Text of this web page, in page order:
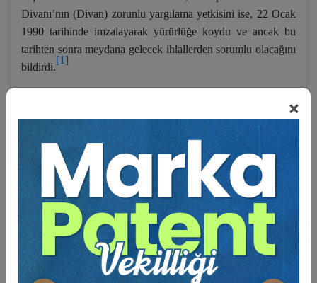
×
Divanı’nın (Divan) zorunlu yargılama yetkisini ise, 22 Ocak
1990 tarihinde imzalayarak yürürlüğe koydu ve ancak bu
tarihten sonra meydana gelecek ihlallerden sorumlu olacağını
bildirdi.
[1]
Mülkiyet hakkı, Avrupa İnsan Hakları Sözleşmesi’nin
(AİHS) Ek. 1 No’lu Protokolünün 1’inci maddesinde ve
Anayasamızın 35’inci maddesinde düzenlenmiştir. Mülkiyet
hakkı AİHS’nde de Anayasamızda da mutlak bir hak olarak
düzenlenmemiştir.
“AİHS’ne göre, bir kimse ancak kamu yararı amacıyla,
kanunda öngörülen koşullara uygun olarak ve uluslararası
hukukun genel ilkelerine uygun olarak mal ve mülk